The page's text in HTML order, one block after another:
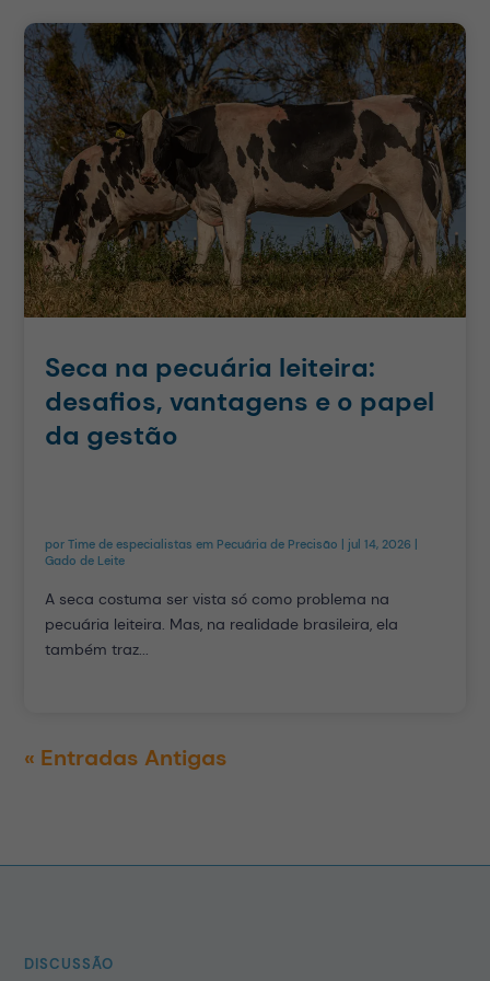
Seca na pecuária leiteira:
desafios, vantagens e o papel
da gestão
porTime de especialistas em Pecuária de Precisão jul 14, 2026
Gado de Leite
A seca costuma ser vista só como problema na
pecuária leiteira. Mas, na realidade brasileira, ela
também traz...
« Entradas Antigas
DISCUSSÃO